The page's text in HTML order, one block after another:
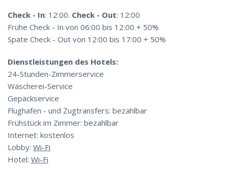
Check - In: 12:00. Check - Out: 12:00
Frühe Check - In von 06:00 bis 12:00 + 50%
Späte Check - Out von 12:00 bis 17:00 + 50%
Dienstleistungen des Hotels:
24-Stunden-Zimmerservice
Wäscherei-Service
Gepäckservice
Flughafen - und Zugtransfers: bezahlbar
Frühstück im Zimmer: bezahlbar
Internet: kostenlos
Lobby: Wi-Fi
Hotel: Wi-Fi